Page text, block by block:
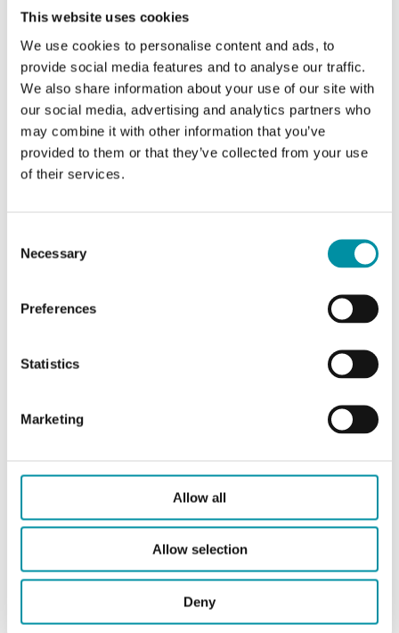
This website uses cookies
We use cookies to personalise content and ads, to
provide social media features and to analyse our traffic.
We also share information about your use of our site with
our social media, advertising and analytics partners who
may combine it with other information that you’ve
provided to them or that they’ve collected from your use
of their services.
Selection
Necessary
Preferences
Statistics
Marketing
Allow all
Allow selection
Deny
Equivalente Johnson Control
Lunghezza di
inserimento
220 mm
Pressione nominale
Acciaio inossidabile, EN
1.4301 (AISI 304)